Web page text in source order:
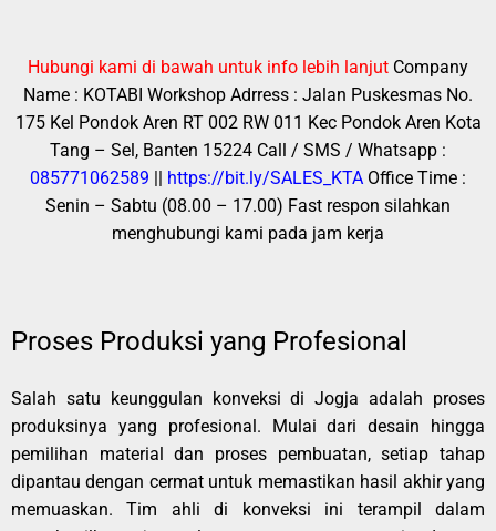
Hubungi kami di bawah untuk info lebih lanjut Company
Name : KOTABI Workshop Adrress : Jalan Puskesmas No.
175 Kel Pondok Aren RT 002 RW 011 Kec Pondok Aren Kota
Tang – Sel, Banten 15224 Call / SMS / Whatsapp :
085771062589 || https://bit.ly/SALES_KTA Office Time :
Senin – Sabtu (08.00 – 17.00) Fast respon silahkan
menghubungi kami pada jam kerja
Proses Produksi yang Profesional
Salah satu keunggulan konveksi di Jogja adalah proses
produksinya yang profesional. Mulai dari desain hingga
pemilihan material dan proses pembuatan, setiap tahap
dipantau dengan cermat untuk memastikan hasil akhir yang
memuaskan. Tim ahli di konveksi ini terampil dalam